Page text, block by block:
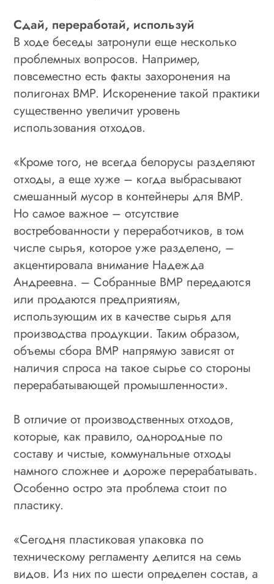
Сдай, переработай, используй
В ходе беседы затронули еще несколько
проблемных вопросов. Например,
повсеместно есть факты захоронения на
полигонах ВМР. Искоренение такой практики
существенно увеличит уровень
использования отходов.
«Кроме того, не всегда белорусы разделяют
отходы, а еще хуже – когда выбрасывают
смешанный мусор в контейнеры для ВМР.
Но самое важное – отсутствие
востребованности у переработчиков, в том
числе сырья, которое уже разделено, –
акцентировала внимание Надежда
Андреевна. – Собранные ВМР передаются
или продаются предприятиям,
использующим их в качестве сырья для
производства продукции. Таким образом,
объемы сбора ВМР напрямую зависят от
наличия спроса на такое сырье со стороны
перерабатывающей промышленности».
В отличие от производственных отходов,
которые, как правило, однородные по
составу и чистые, коммунальные отходы
намного сложнее и дороже перерабатывать.
Особенно остро эта проблема стоит по
пластику.
«Сегодня пластиковая упаковка по
техническому регламенту делится на семь
видов. Из них по шести определен состав, а